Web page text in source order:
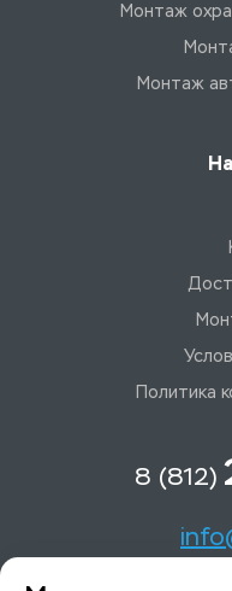
Монтаж
Монтаж
Политика
8 (812)